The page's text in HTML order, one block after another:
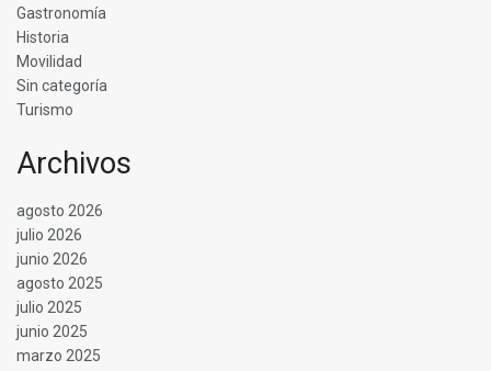
Gastronomía
Historia
Movilidad
Sin categoría
Turismo
Archivos
agosto 2026
julio 2026
junio 2026
agosto 2025
julio 2025
junio 2025
marzo 2025